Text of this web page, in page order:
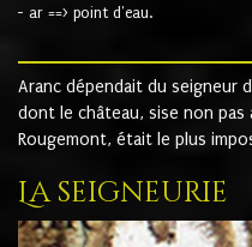
- ar ==> point d'eau.
Aranc dépendait du seigneur
dont le château, sise non pas
Rougemont, était le plus
La seigneurie